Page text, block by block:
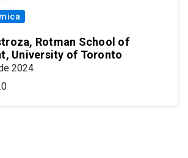
Rotman School of
University of Toronto
2024